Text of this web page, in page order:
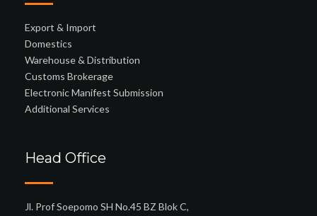
Export & Import
Domestics
Warehouse & Distribution
Customs Brokerage
Electronic Manifest Submission
Additional Services
Head Office
Jl. Prof Soepomo SH No.45 BZ Blok C,